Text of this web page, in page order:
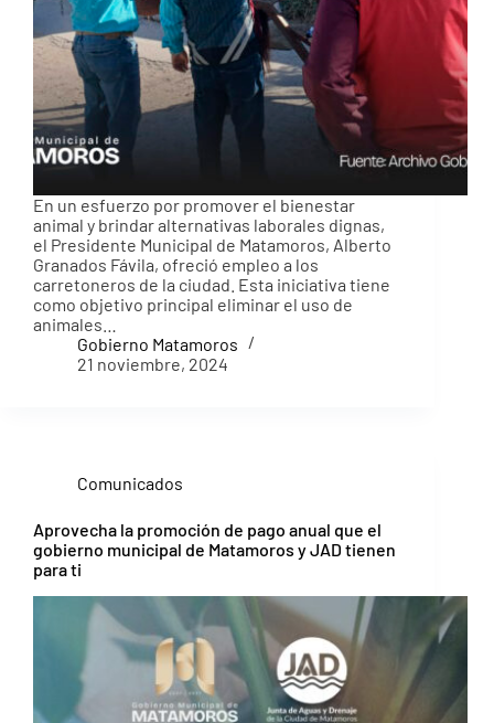
En un esfuerzo por promover el bienestar
animal y brindar alternativas laborales dignas,
el Presidente Municipal de Matamoros, Alberto
Granados Fávila, ofreció empleo a los
carretoneros de la ciudad. Esta iniciativa tiene
como objetivo principal eliminar el uso de
animales…
Gobierno Matamoros
21 noviembre, 2024
Comunicados
Aprovecha la promoción de pago anual que el
gobierno municipal de Matamoros y JAD tienen
para ti